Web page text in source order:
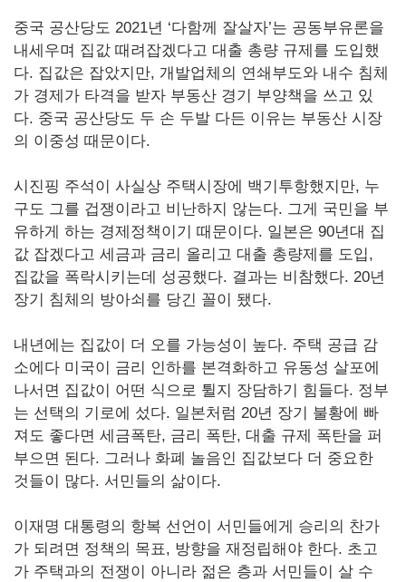
중국 공산당도 2021년 ‘다함께 잘살자’는 공동부유론을
내세우며 집값 때려잡겠다고 대출 총량 규제를 도입했
다. 집값은 잡았지만, 개발업체의 연쇄부도와 내수 침체
가 경제가 타격을 받자 부동산 경기 부양책을 쓰고 있
다. 중국 공산당도 두 손 두발 다든 이유는 부동산 시장
의 이중성 때문이다.
시진핑 주석이 사실상 주택시장에 백기투항했지만, 누
구도 그를 겁쟁이라고 비난하지 않는다. 그게 국민을 부
유하게 하는 경제정책이기 때문이다. 일본은 90년대 집
값 잡겠다고 세금과 금리 올리고 대출 총량제를 도입,
집값을 폭락시키는데 성공했다. 결과는 비참했다. 20년
장기 침체의 방아쇠를 당긴 꼴이 됐다.
내년에는 집값이 더 오를 가능성이 높다. 주택 공급 감
소에다 미국이 금리 인하를 본격화하고 유동성 살포에
나서면 집값이 어떤 식으로 튈지 장담하기 힘들다. 정부
는 선택의 기로에 섰다. 일본처럼 20년 장기 불황에 빠
져도 좋다면 세금폭탄, 금리 폭탄, 대출 규제 폭탄을 퍼
부으면 된다. 그러나 화폐 놀음인 집값보다 더 중요한
것들이 많다. 서민들의 삶이다.
이재명 대통령의 항복 선언이 서민들에게 승리의 찬가
가 되려면 정책의 목표, 방향을 재정립해야 한다. 초고
가 주택과의 전쟁이 아니라 젊은 층과 서민들이 살 수